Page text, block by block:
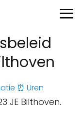
⏰ Uren
JE Bilthoven.